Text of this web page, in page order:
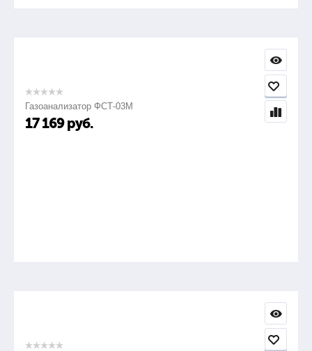
Газоанализатор ФСТ-03М
17 169 руб.